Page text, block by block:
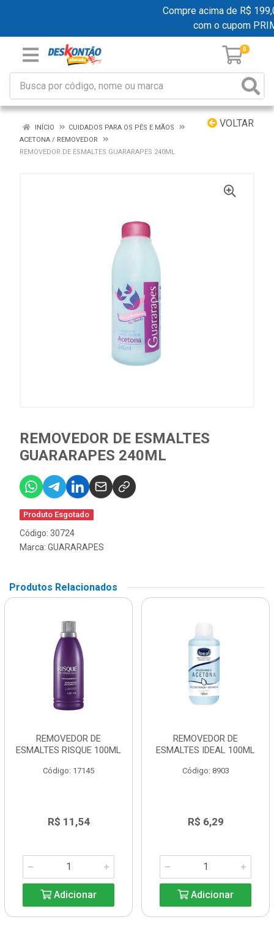
Compre acima de R$
com o cupom
0
VOLTAR
INÍCIO
CUIDADOS PARA OS PÉS E MÃOS
ACETONA / REMOVEDOR
REMOVEDOR DE ESMALTES GUARARAPES 240ML
REMOVEDOR DE ESMALTES
GUARARAPES 240ML
Produto Esgotado
Código: 30724
Marca: GUARARAPES
Produtos Relacionados
REMOVEDOR DE
ESMALTES RISQUE 100ML
Código: 17145
R$ 11,54
Adicionar
REMOVEDOR DE
ESMALTES IDEAL 100ML
Código: 8903
R$ 6,29
Adicionar